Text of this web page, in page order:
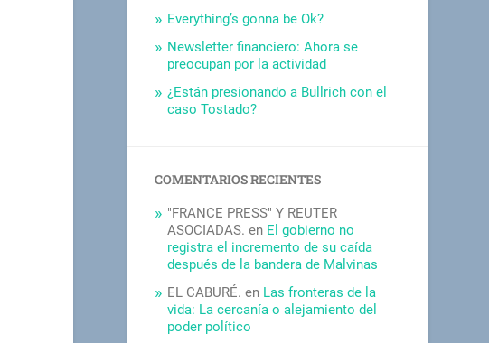
Everything’s gonna be Ok?
Newsletter financiero: Ahora se
preocupan por la actividad
¿Están presionando a Bullrich con el
caso Tostado?
COMENTARIOS RECIENTES
"FRANCE PRESS" Y REUTER
ASOCIADAS. en El gobierno no
registra el incremento de su caída
después de la bandera de Malvinas
EL CABURÉ. en Las fronteras de la
vida: La cercanía o alejamiento del
poder político